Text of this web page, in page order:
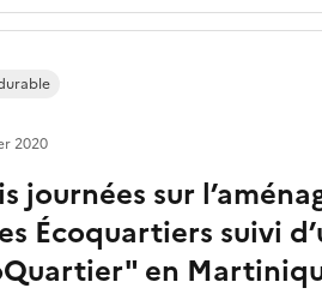
journées sur
Écoquartiers suivi
en
2020